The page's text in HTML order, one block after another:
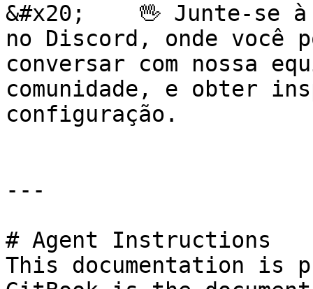
&#x20;    🖖 Junte-se
no Discord, onde você
conversar com nossa
comunidade, e obter
configuração.
---
# Agent Instructions
This documentation is